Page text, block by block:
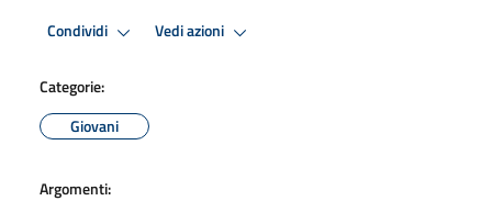
Condividi Vedi azioni
Categorie:
Giovani
Argomenti: